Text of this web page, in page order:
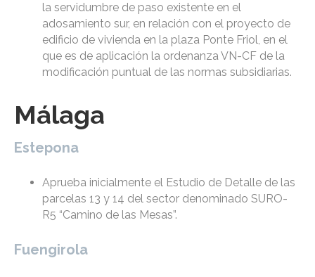
la servidumbre de paso existente en el
adosamiento sur, en relación con el proyecto de
edificio de vivienda en la plaza Ponte Friol, en el
que es de aplicación la ordenanza VN-CF de la
modificación puntual de las normas subsidiarias.
Málaga
Estepona
Aprueba inicialmente el Estudio de Detalle de las
parcelas 13 y 14 del sector denominado SURO-
R5 “Camino de las Mesas”.
Fuengirola